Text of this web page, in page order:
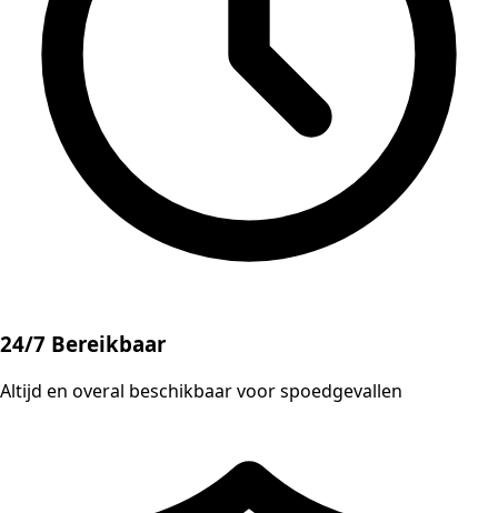
24/7 Bereikbaar
Altijd en overal beschikbaar voor spoedgevallen